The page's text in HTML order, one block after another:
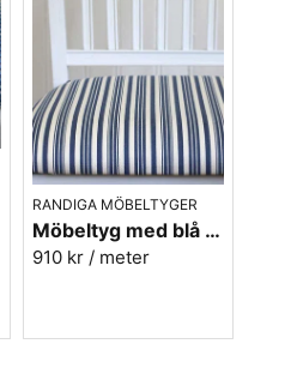
RANDIGA MÖBELTYGER
Möbeltyg med blå ränder i eko-bomull - Fredrika nr.50
910 kr / meter